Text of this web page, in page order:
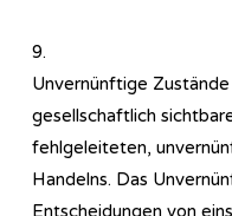
9.
Unvernünftige
gesellschaftlich
fehlgeleiteten,
Handelns. Das
Entscheidungen von